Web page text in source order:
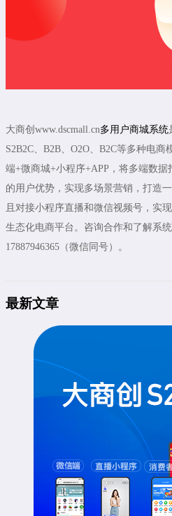
大商创www.dscmall.cn多用户商城系统
S2B2C、B2B、O2O、B2C等多种电
端+微商城+小程序+APP，将多端数
的用户优势，实现多场景营销，打造
且对接小程序直播和微信视频号，实
生态化电商平台。咨询合作和了解系
17887946365（微信同号）。
最新文章